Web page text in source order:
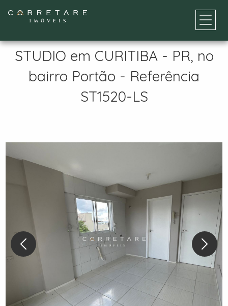
STUDIO em CURITIBA - PR, no
bairro Portão - Referência
ST1520-LS